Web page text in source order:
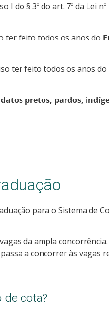
do § 3º do art. 7º da Lei nº
ter feito todos os anos do
ter feito todos os anos do
pretos, pardos,
para o Sistema de
da ampla
a concorrer às vagas
de cota?